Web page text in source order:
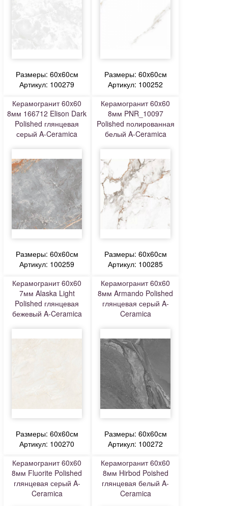
Размеры: 60x60см
Артикул: 100279
Размеры: 60x60см
Артикул: 100252
Керамогранит 60x60
8мм 166712 Elison Dark
Polished глянцевая
серый A-Ceramica
Размеры: 60x60см
Артикул: 100259
Керамогранит 60x60
8мм PNR_10097
Polished полированная
белый A-Ceramica
Размеры: 60x60см
Артикул: 100285
Керамогранит 60x60
7мм Alaska Light
Polished глянцевая
бежевый A-Ceramica
Размеры: 60x60см
Артикул: 100270
Керамогранит 60x60
8мм Armando Polished
глянцевая серый A-
Ceramica
Размеры: 60x60см
Артикул: 100272
Керамогранит 60x60
8мм Fluorite Polished
глянцевая серый A-
Ceramica
Керамогранит 60x60
8мм Hirbod Poished
глянцевая белый A-
Ceramica